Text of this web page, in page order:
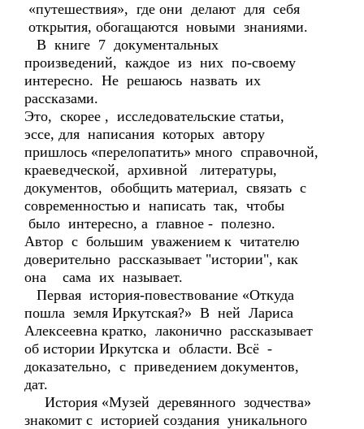
«путешествия», где они делают для себя
открытия, обогащаются новыми знаниями.
В книге 7 документальных
произведений, каждое из них по-своему
интересно. Не решаюсь назвать их
рассказами.
Это, скорее , исследовательские статьи,
эссе, для написания которых автору
пришлось «перелопатить» много справочной,
краеведческой, архивной литературы,
документов, обобщить материал, связать с
современностью и написать так, чтобы
было интересно, а главное - полезно.
Автор с большим уважением к читателю
доверительно рассказывает "истории", как
она сама их называет.
Первая история-повествование «Откуда
пошла земля Иркутская?» В ней Лариса
Алексеевна кратко, лаконично рассказывает
об истории Иркутска и области. Всё -
доказательно, с приведением документов,
дат.
История «Музей деревянного зодчества»
знакомит с историей создания уникального